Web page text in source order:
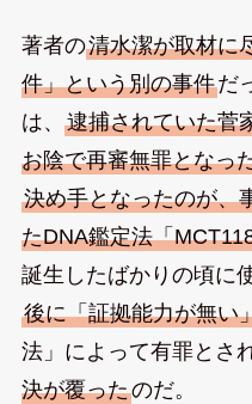
著者の清水潔が取材に
件」という別の事件だ
は、 逮捕されていた菅
お陰で再審無罪となっ
決め手となったのが、
たDNA鑑定法「
誕生したばかりの頃に
後に「証拠能力が無い
法」によって有罪とさ
決が覆ったのだ。